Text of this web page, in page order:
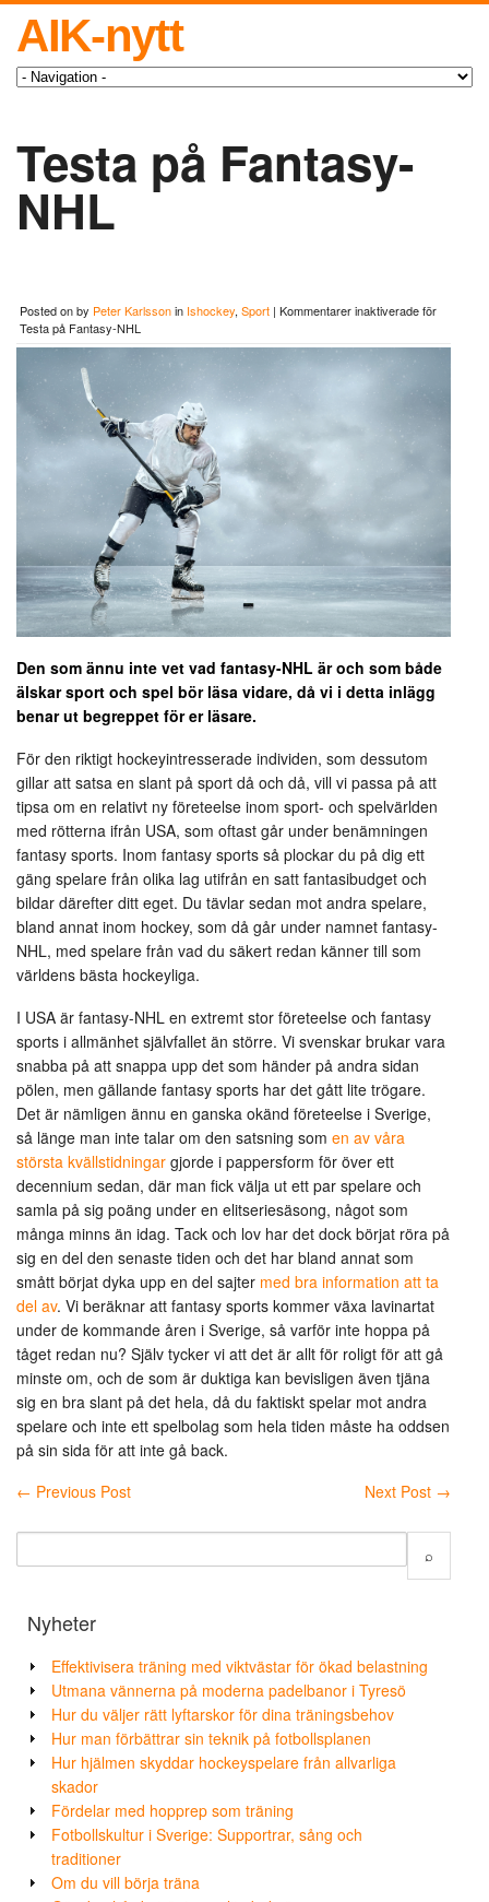
AIK-nytt
Testa på Fantasy-
NHL
Posted onby Peter Karlssonin Ishockey, Sport | Kommentarer inaktiveradeför
Testa på Fantasy-NHL
Den som ännu inte vet vad fantasy-NHL är och som både
älskar sport och spel bör läsa vidare, då vi i detta inlägg
benar ut begreppet för er läsare.
För den riktigt hockeyintresserade individen, som dessutom
gillar att satsa en slant på sport då och då, vill vi passa på att
tipsa om en relativt ny företeelse inom sport- och spelvärlden
med rötterna ifrån USA, som oftast går under benämningen
fantasy sports. Inom fantasy sports så plockar du på dig ett
gäng spelare från olika lag utifrån en satt fantasibudget och
bildar därefter ditt eget. Du tävlar sedan mot andra spelare,
bland annat inom hockey, som då går under namnet fantasy-
NHL, med spelare från vad du säkert redan känner till som
världens bästa hockeyliga.
I USA är fantasy-NHL en extremt stor företeelse och fantasy
sports i allmänhet självfallet än större. Vi svenskar brukar vara
snabba på att snappa upp det som händer på andra sidan
pölen, men gällande fantasy sports har det gått lite trögare.
Det är nämligen ännu en ganska okänd företeelse i Sverige,
så länge man inte talar om den satsning som en av våra
största kvällstidningar gjorde i pappersform för över ett
decennium sedan, där man fick välja ut ett par spelare och
samla på sig poäng under en elitseriesäsong, något som
många minns än idag. Tack och lov har det dock börjat röra på
sig en del den senaste tiden och det har bland annat som
smått börjat dyka upp en del sajter med bra information att ta
del av. Vi beräknar att fantasy sports kommer växa lavinartat
under de kommande åren i Sverige, så varför inte hoppa på
tåget redan nu? Själv tycker vi att det är allt för roligt för att gå
minste om, och de som är duktiga kan bevisligen även tjäna
sig en bra slant på det hela, då du faktiskt spelar mot andra
spelare och inte ett spelbolag som hela tiden måste ha oddsen
på sin sida för att inte gå back.
← Previous Post Next Post →
Nyheter
Effektivisera träning med viktvästar för ökad belastning
Utmana vännerna på moderna padelbanor i Tyresö
Hur du väljer rätt lyftarskor för dina träningsbehov
Hur man förbättrar sin teknik på fotbollsplanen
Hur hjälmen skyddar hockeyspelare från allvarliga
skador
Fördelar med hopprep som träning
Fotbollskultur i Sverige: Supportrar, sång och
traditioner
Om du vill börja träna